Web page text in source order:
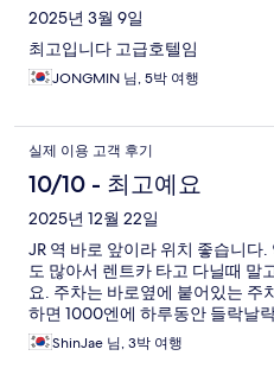
2025년 3월 9일
최고입니다 고급호텔임
JONGMIN 님, 5박 여행
실제 이용 고객 후기
10/10 - 최고예요
2025년 12월 22일
JR 역 바로 앞이라 위치 좋습니다
도 많아서 렌트카 타고 다닐때 말
요. 주차는 바로옆에 붙어있는 주
하면 1000엔에 하루동안 들락날
ShinJae 님, 3박 여행